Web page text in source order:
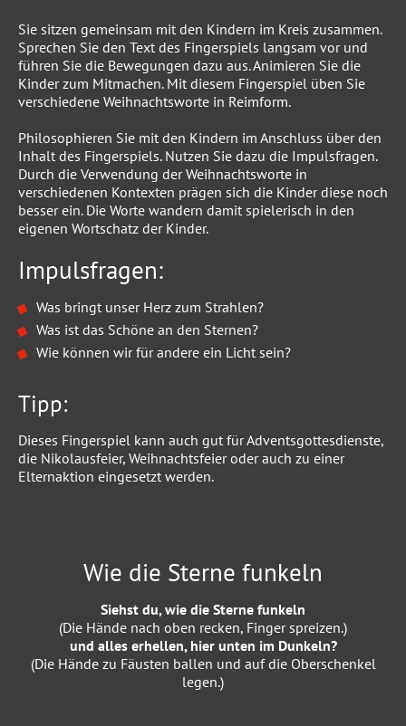
Sie sitzen gemeinsam mit den Kindern im Kreis zusammen.
Sprechen Sie den Text des Fingerspiels langsam vor und
führen Sie die Bewegungen dazu aus. Animieren Sie die
Kinder zum Mitmachen. Mit diesem Fingerspiel üben Sie
verschiedene Weihnachtsworte in Reimform.
Philosophieren Sie mit den Kindern im Anschluss über den
Inhalt des Fingerspiels. Nutzen Sie dazu die Impulsfragen.
Durch die Verwendung der Weihnachtsworte in
verschiedenen Kontexten prägen sich die Kinder diese noch
besser ein. Die Worte wandern damit spielerisch in den
eigenen Wortschatz der Kinder.
Impulsfragen:
Was bringt unser Herz zum Strahlen?
Was ist das Schöne an den Sternen?
Wie können wir für andere ein Licht sein?
Tipp:
Dieses Fingerspiel kann auch gut für Adventsgottesdienste,
die Nikolausfeier, Weihnachtsfeier oder auch zu einer
Elternaktion eingesetzt werden.
Wie die Sterne funkeln
Siehst du, wie die Sterne funkeln
(Die Hände nach oben recken, Finger spreizen.)
und alles erhellen, hier unten im Dunkeln?
(Die Hände zu Fäusten ballen und auf die Oberschenkel
legen.)